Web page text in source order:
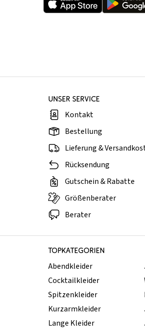
UNSER SERVICE
Kontakt
Bestellung
Lieferung &
Rücksendung
Gutschein & Rabatte
Größenberater
Berater
TOPKATEGORIEN
Abendkleider
Cocktailkleider
Spitzenkleider
Kurzarmkleider
Lange Kleider